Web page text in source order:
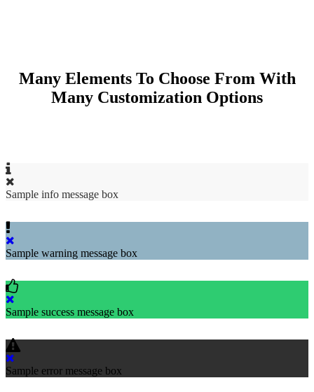
Message Boxes
Home
Many Elements To Choose From With
Many Customization Options
Sample info message box
Sample warning message box
Sample success message box
Sample error message box